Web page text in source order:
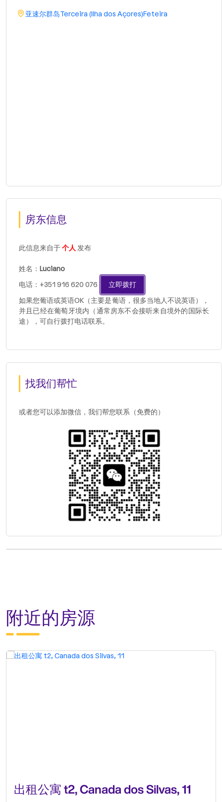
亚速尔群岛Terceira (Ilha dos Açores)Feteira
房东信息
此信息来自于个人 发布
姓名： Luciano
电话：+351 916 620 076
立即拨打
如果您葡语或英语OK（主要是葡语，很多当地人不说英语），
并且已经在葡萄牙境内（通常房东不会接听来自境外的国际长
途），可自行拨打电话联系。
找我们帮忙
或者您可以添加微信，我们帮您联系（免费的）
附近的房源
出租公寓 t2, Canada dos Silvas, 11